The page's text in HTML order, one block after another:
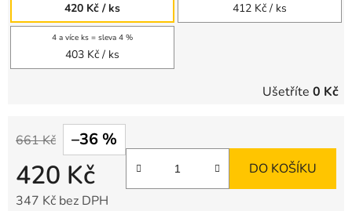
420 Kč / ks 412 Kč / ks
4 a více ks = sleva 4 %
403 Kč / ks
Ušetříte 0 Kč
661 Kč –36 %
420 Kč
347 Kč bez DPH
DO KOŠÍKU